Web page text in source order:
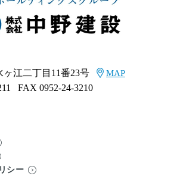
江二丁目11番23号
MAP
FAX 0952-24-3210
シー